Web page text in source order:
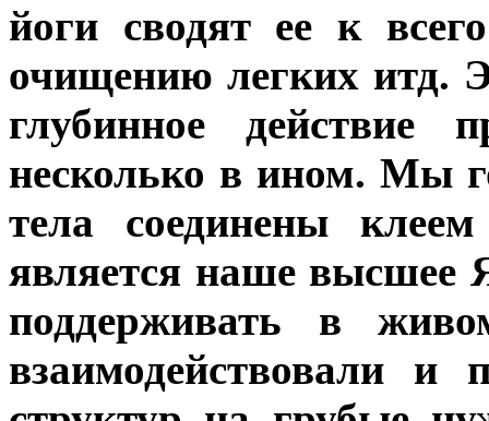
йоги сводят ее к
очищению легких итд.
глубинное действие
несколько в ином. Мы
тела соединены
является наше высшее
поддерживать в
взаимодействовали и